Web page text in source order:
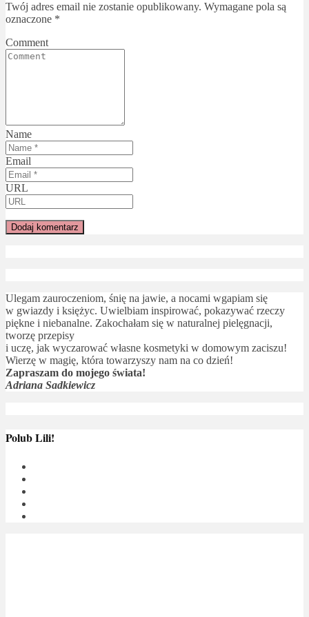
Twój adres email nie zostanie opublikowany. Wymagane pola są
oznaczone *
Comment
Name
Email
URL
Ulegam zauroczeniom, śnię na jawie, a nocami wgapiam się
w gwiazdy i księżyc. Uwielbiam inspirować, pokazywać rzeczy
piękne i niebanalne. Zakochałam się w naturalnej pielęgnacji,
tworzę przepisy
i uczę, jak wyczarować własne kosmetyki w domowym zaciszu!
Wierzę w magię, która towarzyszy nam na co dzień!
Zapraszam do mojego świata!
Adriana Sadkiewicz
Polub Lili!